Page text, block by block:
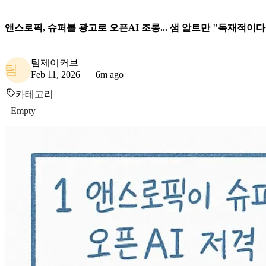
앤스로픽, 슈퍼볼 광고로 오픈AI 조롱... 샘 알트만 "독재적이
팀
팀제이커브
Feb 11, 2026
6m ago
카테고리
Empty